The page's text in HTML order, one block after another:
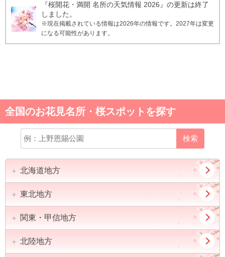
『桜開花・満開 名所の天気情報 2026』の更新は終了
しました。
※現在掲載されている情報は2026年の情報です。2027年は変更
になる可能性があります。
全国のお花見名所・桜スポットを探す
検索
北海道地方
道北
道央
東北地方
青森県
宮城県
関東・甲信地方
東京都北陸地方